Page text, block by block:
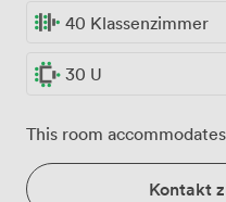
40 Klassenzimmer
30 U
This room
Kontakt